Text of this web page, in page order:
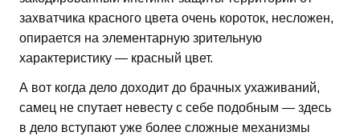
захватчика красного цвета очень короток, несложен,
опирается на элементарную зрительную
характеристику — красный цвет.
А вот когда дело доходит до брачных ухаживаний,
самец не спутает невесту с себе подобным — здесь
в дело вступают уже более сложные механизмы